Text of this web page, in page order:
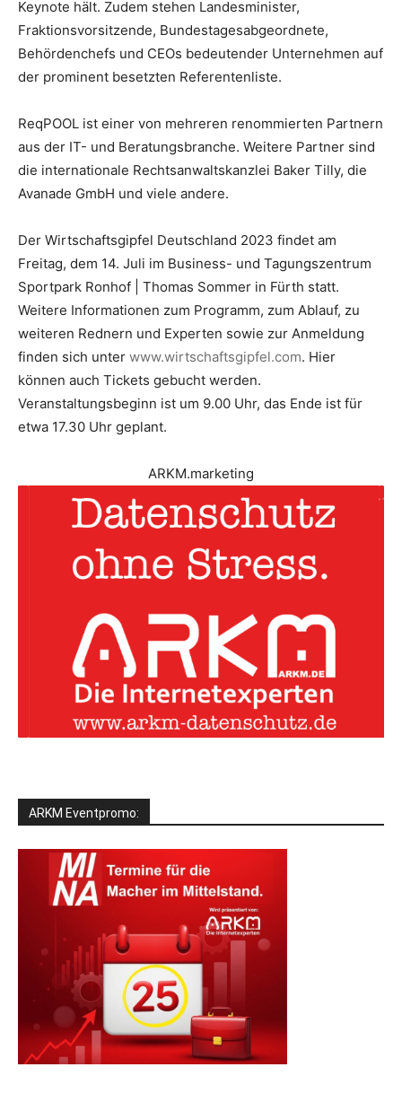
Keynote hält. Zudem stehen Landesminister,
Fraktionsvorsitzende, Bundestagesabgeordnete,
Behördenchefs und CEOs bedeutender Unternehmen auf
der prominent besetzten Referentenliste.
ReqPOOL ist einer von mehreren renommierten Partnern
aus der IT- und Beratungsbranche. Weitere Partner sind
die internationale Rechtsanwaltskanzlei Baker Tilly, die
Avanade GmbH und viele andere.
Der Wirtschaftsgipfel Deutschland 2023 findet am
Freitag, dem 14. Juli im Business- und Tagungszentrum
Sportpark Ronhof | Thomas Sommer in Fürth statt.
Weitere Informationen zum Programm, zum Ablauf, zu
weiteren Rednern und Experten sowie zur Anmeldung
finden sich unter www.wirtschaftsgipfel.com. Hier
können auch Tickets gebucht werden.
Veranstaltungsbeginn ist um 9.00 Uhr, das Ende ist für
etwa 17.30 Uhr geplant.
ARKM.marketing
ARKM Eventpromo: